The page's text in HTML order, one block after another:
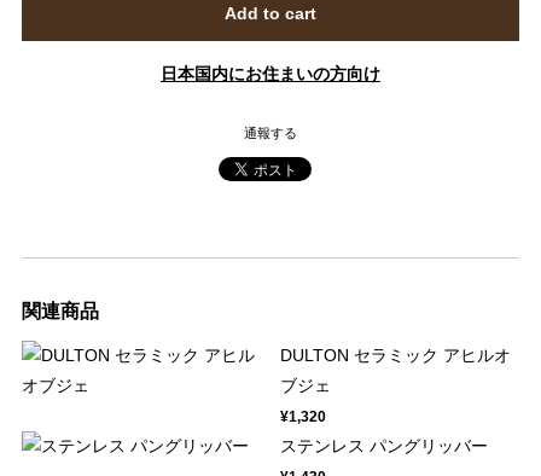
Add to cart
日本国内にお住まいの方向け
通報する
関連商品
DULTON セラミック アヒルオ
ブジェ
¥1,320
ステンレス パングリッバー